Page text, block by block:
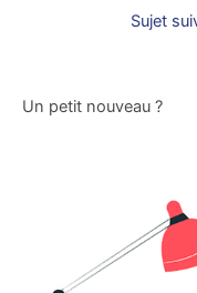
Sujet
Un petit nouveau ?